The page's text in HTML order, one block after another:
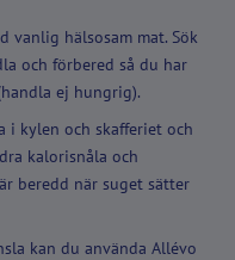
vanlig hälsosam mat. Sök
och förbered så du har
ej hungrig).
i kylen och skafferiet och
kalorisnåla och
beredd när suget sätter
kan du använda Allévo